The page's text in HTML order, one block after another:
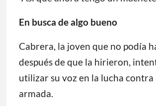
un machete gigante”, recuerda
“Así que ahora tengo un
En busca de algo bueno